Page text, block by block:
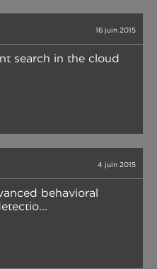
16 juin 2015
search in the cloud
4 juin 2015
behavioral